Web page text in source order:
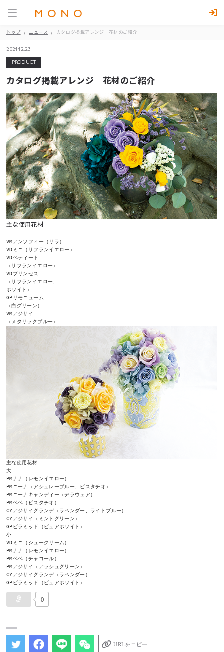
トップ ニュース カタログ掲載アレンジ 花材のご紹介
2021.12.23
PRODUCT
カタログ掲載アレンジ 花材のご紹介
主な使用花材
VMアンソフィー（リラ）
VDミニ（サフランイエロー）
VDペティート
（サフランイエロー）
VDプリンセス
（サフランイエロー、
ホワイト）
GPリモニューム
（白グリーン）
VMアジサイ
主な使用花材
大
PMナナ（レモンイエロー）
PMニーナ（アシュレーブルー、ピスタチオ）
PMニーナキャンディー（デラウェア）
PMベベ（ピスタチオ）
CYアジサイグランデ（ラベンダー、ライトブルー）
CYアジサイ（ミントグリーン）
GPピラミッド（ピュアホワイト）
小
VDミニ（シュークリーム）
PMナナ（レモンイエロー）
PMベベ（チャコール）
PMアジサイ（アッシュグリーン）
CYアジサイグランデ（ラベンダー）
GPピラミッド（ピュアホワイト）
0
URLをコピー